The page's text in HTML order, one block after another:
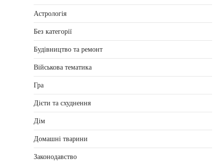
Астрологія
Без категорії
Будівництво та ремонт
Військова тематика
Гра
Дієти та схуднення
Дім
Домашні тварини
Законодавство